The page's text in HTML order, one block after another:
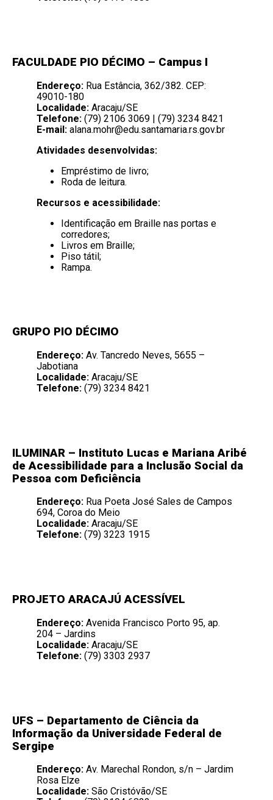
FACULDADE PIO DÉCIMO – Campus I
Endereço: Rua Estância, 362/382. CEP:
49010-180
Localidade: Aracaju/SE
Telefone: (79) 2106 3069 | (79) 3234 8421
E-mail: alana.mohr@edu.santamaria.rs.gov.br
Atividades desenvolvidas:
Empréstimo de livro;
Roda de leitura.
Recursos e acessibilidade:
Identificação em Braille nas portas e
corredores;
Livros em Braille;
Piso tátil;
Rampa.
GRUPO PIO DÉCIMO
Endereço: Av. Tancredo Neves, 5655 –
Jabotiana
Localidade: Aracaju/SE
Telefone: (79) 3234 8421
ILUMINAR – Instituto Lucas e Mariana Aribé
de Acessibilidade para a Inclusão Social da
Pessoa com Deficiência
Endereço: Rua Poeta José Sales de Campos
694, Coroa do Meio
Localidade: Aracaju/SE
Telefone: (79) 3223 1915
PROJETO ARACAJÚ ACESSÍVEL
Endereço: Avenida Francisco Porto 95, ap.
204 – Jardins
Localidade: Aracaju/SE
Telefone: (79) 3303 2937
UFS – Departamento de Ciência da
Informação da Universidade Federal de
Sergipe
Endereço: Av. Marechal Rondon, s/n – Jardim
Rosa Elze
Localidade: São Cristóvão/SE